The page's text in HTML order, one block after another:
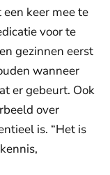
keer mee te
voor te
gezinnen eerst
wanneer
er gebeurt. Ook
over
is. “Het is